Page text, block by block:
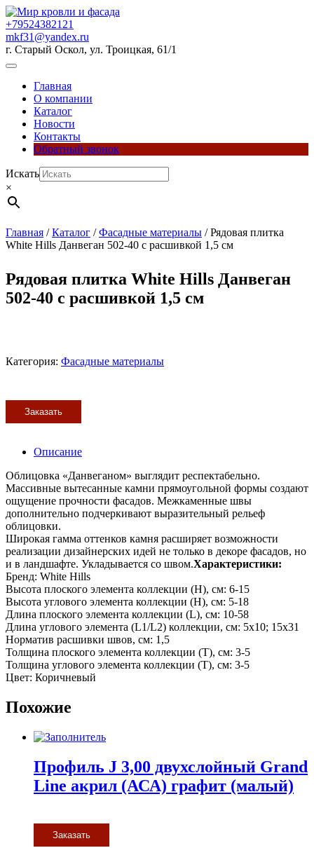
Перейти
к
содержимому
+79524382121
mkf31@yandex.ru
г. Старый Оскол, ул. Троицкая, 61/1
Кнопка
ОткрытьГлавная
О компании
Каталог
Новости
Контакты
Обратный звонок
Кнопка
Закрыть
Искать
×
Главная /Каталог /Фасадные материалы / Рядовая плитка
White Hills Данвеган 502-40 с расшивкой 1,5 см
Рядовая плитка White Hills Данвеган
502-40 с расшивкой 1,5 см
Категория: Фасадные материалы
Заказать
Описание
Облицовка «Данвеганом» выглядит респектабельно.
Массивные вытесанные камни прямоугольной формы создают
ощущение прочности фасадов. Межкаменные швы
дополнительно подчеркивают выразительный рельеф
облицовки.
Широкая гамма оттенков камня расширяет возможности
реализации дизайнерских идей не только в декоре фасадов, но
и в ландшафте. Укладывается со швом.Характеристики:
Бренд: White Hills
Высота плоского элемента коллекции (H), см: 6-15
Высота углового элемента коллекции (H), см: 5-18
Длина плоского элемента коллекции (L), см: 10-58
Длина углового элемента (L1/L2) коллекции, см: 5х10; 15х31
Норматив расшивки швов, см: 1,5
Толщина плоского элемента коллекции (T), см: 3-5
Толщина углового элемента коллекции (T), см: 3-5
Цвет: Коричневый
Похожие
Профиль J 3,00 двухслойный Grand
Line акрил (АСА) графит (малый)
Заказать